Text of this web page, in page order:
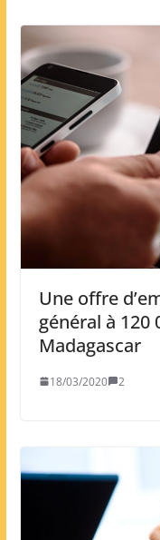
Une offre
général à 120
Madagascar
18/03/2020 2